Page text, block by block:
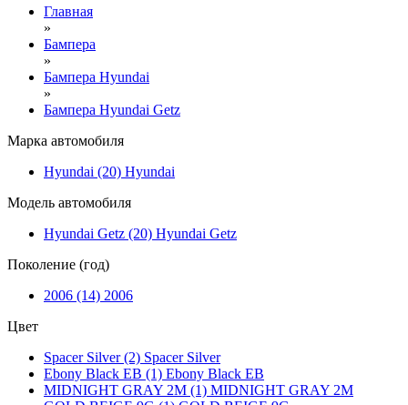
Главная
»
Бампера
»
Бампера Hyundai
»
Бампера Hyundai Getz
Марка автомобиля
Hyundai (20) Hyundai
Модель автомобиля
Hyundai Getz (20) Hyundai Getz
Поколение (год)
2006 (14) 2006
Цвет
Spacer Silver (2) Spacer Silver
Ebony Black EB (1) Ebony Black EB
MIDNIGHT GRAY 2M (1) MIDNIGHT GRAY 2M